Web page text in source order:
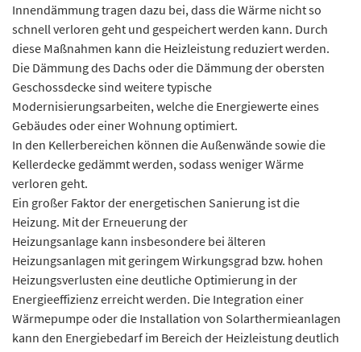
Innendämmung tragen dazu bei, dass die Wärme nicht so
schnell verloren geht und gespeichert werden kann. Durch
diese Maßnahmen kann die Heizleistung reduziert werden.
Die Dämmung des Dachs oder die Dämmung der obersten
Geschossdecke sind weitere typische
Modernisierungsarbeiten, welche die Energiewerte eines
Gebäudes oder einer Wohnung optimiert.
In den Kellerbereichen können die Außenwände sowie die
Kellerdecke gedämmt werden, sodass weniger Wärme
verloren geht.
Ein großer Faktor der energetischen Sanierung ist die
Heizung. Mit der Erneuerung der
Heizungsanlage kann insbesondere bei älteren
Heizungsanlagen mit geringem Wirkungsgrad bzw. hohen
Heizungsverlusten eine deutliche Optimierung in der
Energieeffizienz erreicht werden. Die Integration einer
Wärmepumpe oder die Installation von Solarthermieanlagen
kann den Energiebedarf im Bereich der Heizleistung deutlich